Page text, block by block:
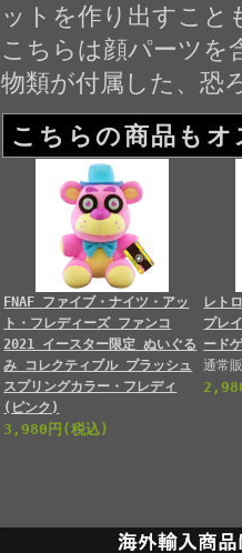
ットを作り出すこと
こちらは顔パーツを
物類が付属した、恐
こちらの商品も
FNAF ファイブ・ナイツ・アッ
ト・フレディーズ ファンコ
2021 イースター限定 ぬいぐる
み コレクティブル プラッシュ
スプリングカラー・フレディ
(ピンク)
3,980円(税込)
レト
プレ
ード
通常